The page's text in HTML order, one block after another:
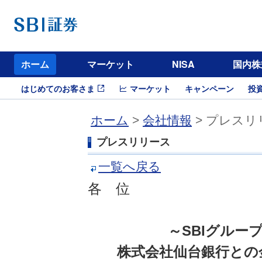
ホーム マーケット NISA 国内
はじめてのお客さま マーケット キャンペーン 投
ホーム > 会社情報 > プレスリ
プレスリリース
一覧へ戻る
各 位
～SBIグルー
株式会社仙台銀行と